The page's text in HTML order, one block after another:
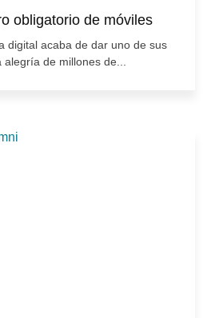
obligatorio de móviles
digital acaba de dar uno de sus
de millones de...